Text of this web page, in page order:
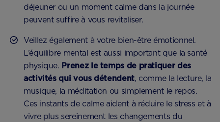
déjeuner ou un moment calme dans la journée
peuvent suffire à vous revitaliser.
Veillez également à votre bien-être émotionnel.
L’équilibre mental est aussi important que la santé
physique. Prenez le temps de pratiquer des
activités qui vous détendent, comme la lecture, la
musique, la méditation ou simplement le repos.
Ces instants de calme aident à réduire le stress et à
vivre plus sereinement les changements du